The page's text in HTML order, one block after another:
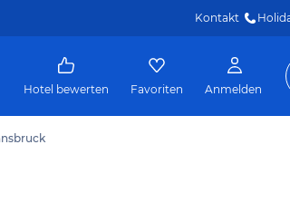
Kontakt
Hotel bewerten Favoriten Anmelden